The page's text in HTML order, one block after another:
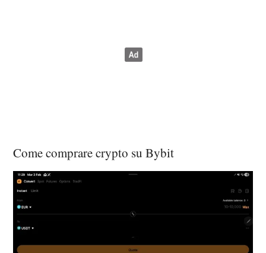
Come comprare crypto su Bybit